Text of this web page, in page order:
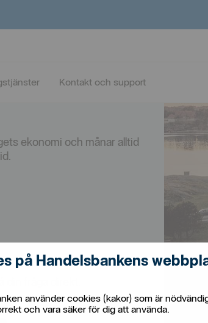
på Handelsbankens
använder cookies (kakor) som är
och vara säker för dig att använda.
Kontakt och support
ekonomi och månar alltid
din fråga direkt.